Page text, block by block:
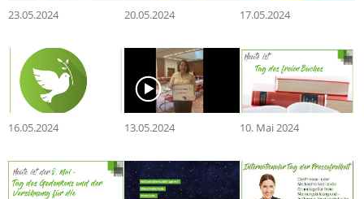
23.05.2024 20.05.2024 17.05.2024
16.05.2024 13.05.2024 10. Mai 2024